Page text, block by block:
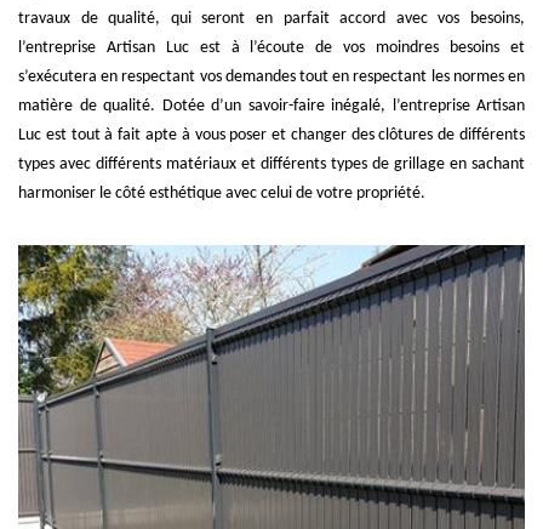
travaux de qualité, qui seront en parfait accord avec vos besoins,
l’entreprise Artisan Luc est à l’écoute de vos moindres besoins et
s’exécutera en respectant vos demandes tout en respectant les normes en
matière de qualité. Dotée d’un savoir-faire inégalé, l’entreprise Artisan
Luc est tout à fait apte à vous poser et changer des clôtures de différents
types avec différents matériaux et différents types de grillage en sachant
harmoniser le côté esthétique avec celui de votre propriété.